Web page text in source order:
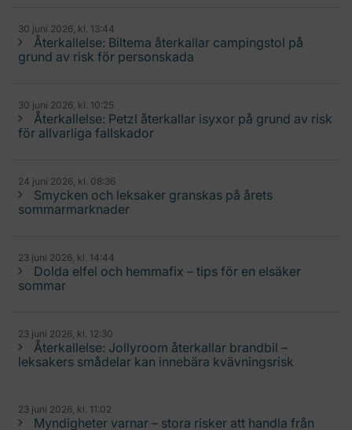
30 juni 2026, kl. 13:44
Återkallelse: Biltema återkallar campingstol på
grund av risk för personskada
30 juni 2026, kl. 10:25
Återkallelse: Petzl återkallar isyxor på grund av risk
för allvarliga fallskador
24 juni 2026, kl. 08:36
Smycken och leksaker granskas på årets
sommarmarknader
23 juni 2026, kl. 14:44
Dolda elfel och hemmafix – tips för en elsäker
sommar
23 juni 2026, kl. 12:30
Återkallelse: Jollyroom återkallar brandbil –
leksakers smådelar kan innebära kvävningsrisk
23 juni 2026, kl. 11:02
Myndigheter varnar – stora risker att handla från